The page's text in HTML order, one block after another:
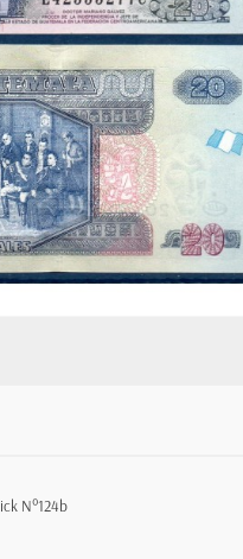
N°124b